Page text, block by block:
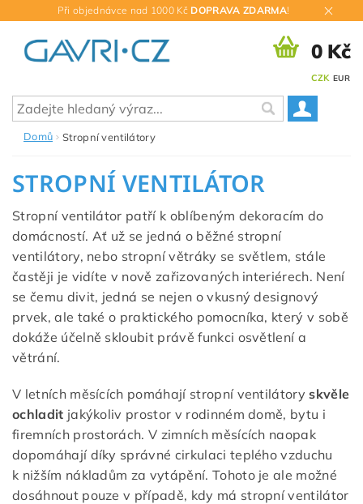
Při objednávce nad 1000 Kč DOPRAVA ZDARMA!
CZK EUR
0 Kč
Domů Stropní ventilátory
STROPNÍ VENTILÁTOR
Stropní ventilátor patří k oblíbeným dekoracím do
domácností. Ať už se jedná o běžné stropní
ventilátory, nebo stropní větráky se světlem, stále
častěji je vidíte v nově zařizovaných interiérech. Není
se čemu divit, jedná se nejen o vkusný designový
prvek, ale také o praktického pomocníka, který v sobě
dokáže účelně skloubit právě funkci osvětlení a
větrání.
V letních měsících pomáhají stropní ventilátoryskvěle
ochladit jakýkoliv prostor v rodinném domě, bytu i
firemních prostorách. V zimních měsících naopak
dopomáhají díky správné cirkulaci teplého vzduchu
k nižším nákladům za vytápění. Tohoto je ale možné
dosáhnout pouze v případě, kdy má stropní ventilátor